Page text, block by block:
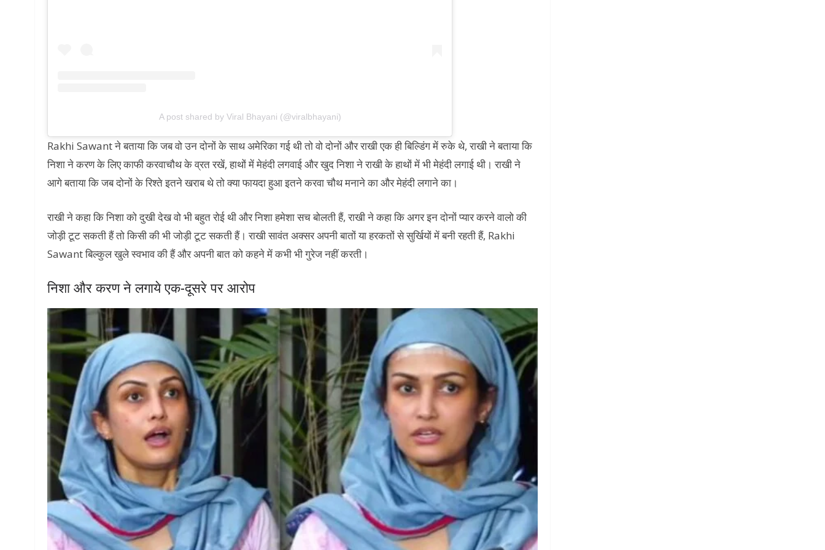
A post shared by Viral Bhayani (@viralbhayani)
Rakhi Sawant ने बताया कि जब वो उन दोनों के साथ अमेरिका गई थी तो वो दोनों और राखी एक ही बिल्डिंग में रुके थे, राखी ने बताया कि
निशा ने करण के लिए काफी करवाचौथ के व्रत रखें, हाथों में मेहंदी लगवाई और खुद निशा ने राखी के हाथों में भी मेहंदी लगाई थी। राखी ने
आगे बताया कि जब दोनों के रिश्ते इतने खराब थे तो क्या फायदा हुआ इतने करवा चौथ मनाने का और मेहंदी लगाने का।
राखी ने कहा कि निशा को दुखी देख वो भी बहुत रोई थी और निशा हमेशा सच बोलती हैं, राखी ने कहा कि अगर इन दोनों प्यार करने वालो की
जोड़ी टूट सकती हैं तो किसी की भी जोड़ी टूट सकती हैं। राखी सावंत अक्सर अपनी बातों या हरकतों से सुर्खियों में बनी रहती हैं, Rakhi
Sawant बिल्कुल खुले स्वभाव की हैं और अपनी बात को कहने में कभी भी गुरेज नहीं करती।
निशा और करण ने लगाये एक-दूसरे पर आरोप